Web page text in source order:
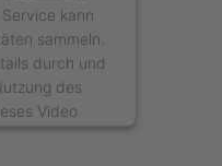
kann
sammeln.
durch und
des
Video